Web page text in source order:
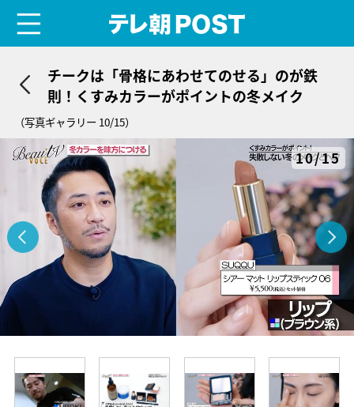
チークは「骨格にあわせてのせる」のが鉄
則！くすみカラーがポイントの冬メイク
（写真ギャラリー 10/15）
10/15